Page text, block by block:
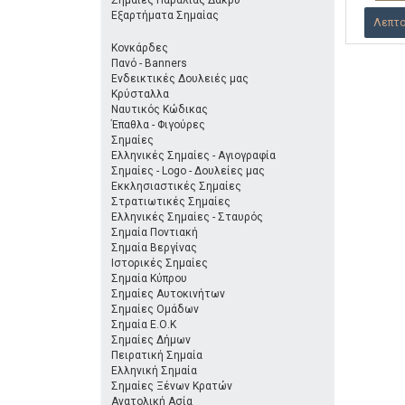
Εξαρτήματα Σημαίας
Κονκάρδες
Πανό - Banners
Ενδεικτικές Δουλειές μας
Κρύσταλλα
Ναυτικός Κώδικας
Έπαθλα - Φιγούρες
Σημαίες
Ελληνικές Σημαίες - Αγιογραφία
Σημαίες - Logo - Δουλείες μας
Εκκλησιαστικές Σημαίες
Στρατιωτικές Σημαίες
Ελληνικές Σημαίες - Σταυρός
Σημαία Ποντιακή
Σημαία Βεργίνας
Ιστορικές Σημαίες
Σημαία Κύπρου
Σημαίες Αυτοκινήτων
Σημαίες Ομάδων
Σημαία Ε.Ο.Κ
Σημαίες Δήμων
Πειρατική Σημαία
Ελληνική Σημαία
Σημαίες Ξένων Κρατών
Ανατολική Ασία